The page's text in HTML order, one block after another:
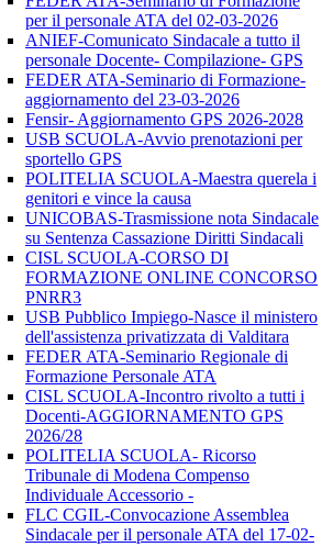
per il personale ATA del 02-03-2026
ANIEF-Comunicato Sindacale a tutto il
personale Docente- Compilazione- GPS
FEDER ATA-Seminario di Formazione-
aggiornamento del 23-03-2026
Fensir- Aggiornamento GPS 2026-2028
USB SCUOLA-Avvio prenotazioni per
sportello GPS
POLITELIA SCUOLA-Maestra querela i
genitori e vince la causa
UNICOBAS-Trasmissione nota Sindacale
su Sentenza Cassazione Diritti Sindacali
CISL SCUOLA-CORSO DI
FORMAZIONE ONLINE CONCORSO
PNRR3
USB Pubblico Impiego-Nasce il ministero
dell'assistenza privatizzata di Valditara
FEDER ATA-Seminario Regionale di
Formazione Personale ATA
CISL SCUOLA-Incontro rivolto a tutti i
Docenti-AGGIORNAMENTO GPS
2026/28
POLITELIA SCUOLA- Ricorso
Tribunale di Modena Compenso
Individuale Accessorio -
FLC CGIL-Convocazione Assemblea
Sindacale per il personale ATA del 17-02-